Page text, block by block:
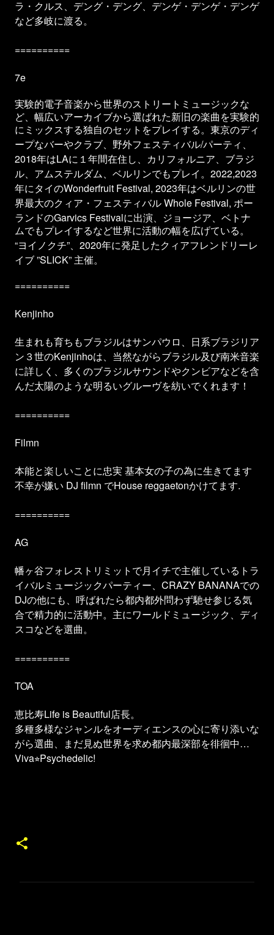
ラ・クルス、デング・デング、デンゲ・デンゲ・デンゲ
など多岐に渡る。
==========
7e
実験的電子音楽から世界のストリートミュージックな
ど、幅広いアーカイブから選ばれた新旧の楽曲を実験的
にミックスする独自のセットをプレイする。東京のディ
ープなバーやクラブ、野外フェスティバル/パーティ、
2018年はLAに１年間在住し、カリフォルニア、ブラジ
ル、アムステルダム、ベルリンでもプレイ。 2022,2023
年にタイのWonderfruit Festival, 2023年はベルリンの世
界最大のクィア・フェスティバル Whole Festival, ポー
ランドのGarvics Festivalに出演、ジョージア、ベトナ
ムでもプレイするなど世界に活動の幅を広げている。
“ヨイノクチ” 2020年に発足したクィアフレンドリーレ
イブ ”SLICK” 主催。
==========
Kenjinho
生まれも育ちもブラジルはサンパウロ、日系ブラジリア
ン３世のKenjinhoは、当然ながらブラジル及び南米音楽
に詳しく、多くのブラジルサウンドやクンビアなどを含
んだ太陽のような明るいグルーヴを紡いでくれます！
==========
Filmn
本能と楽しいことに忠実 基本女の子の為に生きてます
不幸が嫌い DJ filmn でHouse reggaetonかけてます.
==========
AG
幡ヶ谷フォレストリミットで月イチで主催しているトラ
イバルミュージックパーティー、CRAZY BANANAでの
DJの他にも、呼ばれたら都内都外問わず馳せ参じる気
合で精力的に活動中。主にワールドミュージック、ディ
スコなどを選曲。
==========
TOA
恵比寿Life is Beautiful店長。
多種多様なジャンルをオーディエンスの心に寄り添いな
がら選曲、まだ見ぬ世界を求め都内最深部を徘徊中…
Viva⭐︎Psychedelic!